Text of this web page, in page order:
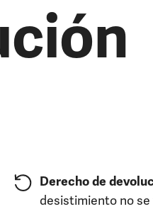
Derecho de
desistimiento no